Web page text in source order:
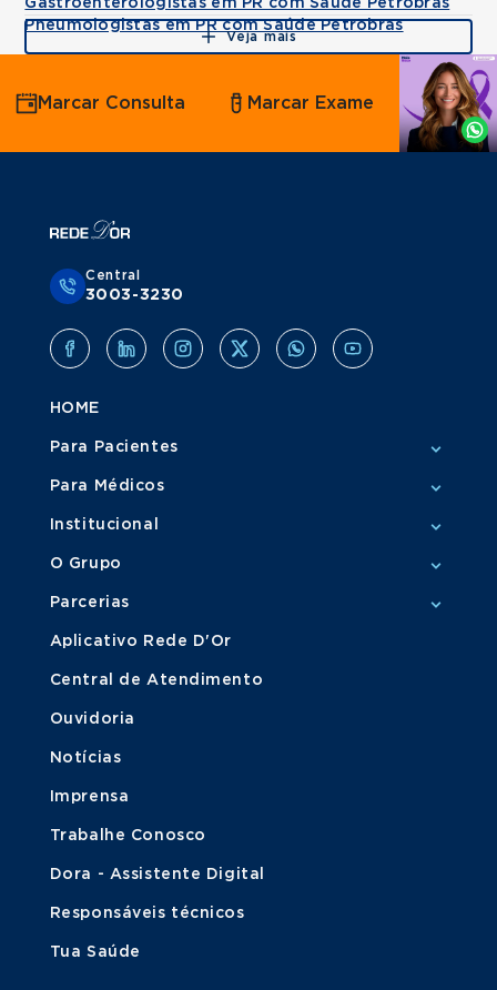
Gastroenterologistas em PR com Saúde Petrobras
Pneumologistas em PR com Saúde Petrobras
Veja mais
Agende
por
Whatsapp
Marcar Consulta Marcar Exame
Central
3003-3230
HOME
Para Pacientes
Para Médicos
Institucional
O Grupo
Parcerias
Aplicativo Rede D'Or
Central de Atendimento
Ouvidoria
Notícias
Imprensa
Trabalhe Conosco
Dora - Assistente Digital
Responsáveis técnicos
Tua Saúde